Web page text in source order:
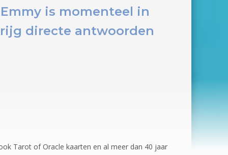
is momenteel in
directe antwoorden
Tarot of Oracle kaarten en al meer dan 40 jaar